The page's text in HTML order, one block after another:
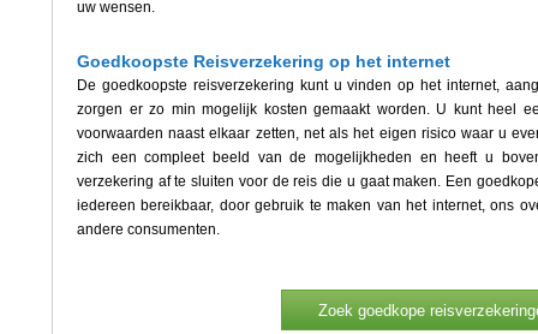
uw wensen.
Goedkoopste Reisverzekering op het internet
De goedkoopste reisverzekering kunt u vinden op het internet,
zorgen er zo min mogelijk kosten gemaakt worden. U kunt heel
voorwaarden naast elkaar zetten, net als het eigen risico waar u
zich een compleet beeld van de mogelijkheden en heeft u
verzekering af te sluiten voor de reis die u gaat maken. Een
iedereen bereikbaar, door gebruik te maken van het internet, ons
andere consumenten.